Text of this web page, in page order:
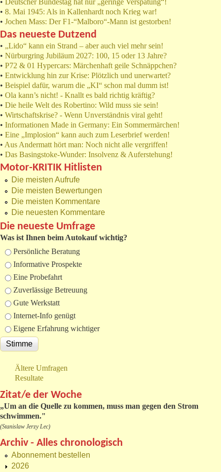
•
Deutscher Bundestag hat nur „geringe Verspätung“!
• 8. Mai 1945: Als in Kallenhardt noch Krieg war!
• Jochen Mass: Der F1-“Malboro“-Mann ist gestorben!
Das neueste Dutzend
• „Lido“ kann ein Strand – aber auch viel mehr sein!
• Nürburgring Jubiläum 2027: 100, 15 oder 13 Jahre?
• P72 & 01 Hypercars: Märchenhaft geile Schnäppchen?
• Entwicklung hin zur Krise: Plötzlich und unerwartet?
• Beispiel dafür, warum die „KI“ schon mal dumm ist!
• Ola kann’s nicht! - Knallt es bald richtig kräftig?
• Die heile Welt des Robertino: Wild muss sie sein!
• Wirtschaftskrise? - Wenn Unverständnis viral geht!
• Informationen Made in Germany: Ein Sommermärchen!
• Eine „Implosion“ kann auch zum Leserbrief werden!
• Aus Andermatt hört man: Noch nicht alle vergriffen!
• Das Basingstoke-Wunder: Insolvenz & Auferstehung!
Motor-KRITIK Hitlisten
Die meisten Aufrufe
Die meisten Bewertungen
Die meisten Kommentare
Die neuesten Kommentare
Die neueste Umfrage
Was ist Ihnen beim Autokauf wichtig?
Auswahlmöglichkeiten
Persönliche Beratung
Informative Prospekte
Eine Probefahrt
Zuverlässige Betreuung
Gute Werkstatt
Internet-Info genügt
Eigene Erfahrung wichtiger
Ältere Umfragen
Resultate
Zitat/e der Woche
„Um an die Quelle zu kommen, muss man gegen den Strom
schwimmen."
(Stanislaw Jerzy Lec)
Archiv - Alles chronologisch
Abonnement bestellen
2026